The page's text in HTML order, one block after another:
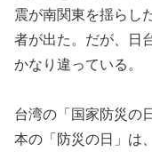
震が南関東を揺らし
者が出た。だが、日
かなり違っている。
台湾の「国家防災の
本の「防災の日」は